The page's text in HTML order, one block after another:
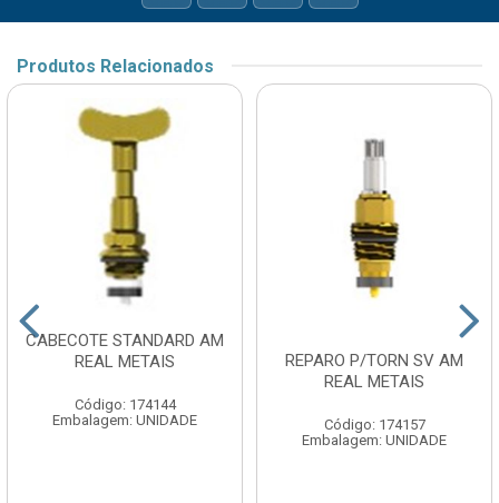
Produtos Relacionados
CABECOTE STANDARD AM
REAL METAIS
Código: 174144
Embalagem: UNIDADE
REPARO P/TORN SV AM
REAL METAIS
Código: 174157
Embalagem: UNIDADE